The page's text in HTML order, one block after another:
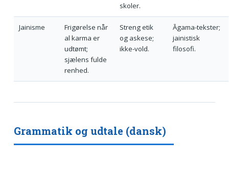
skoler.
Jainisme
Frigørelse når
al karma er
udtømt;
sjælens fulde
renhed.
Streng etik
og askese;
ikke-vold.
Āgama-tekster;
jainistisk
filosofi.
Grammatik og udtale (dansk)